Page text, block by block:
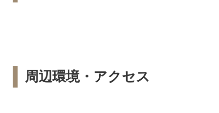
周辺環境・アクセス